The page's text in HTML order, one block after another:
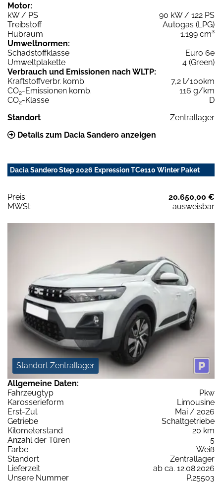
Motor:
kW / PS
90 kW / 122 PS
Treibstoff
Autogas (LPG)
Hubraum
1.199 cm³
Umweltnormen:
Schadstoffklasse
Euro 6e
Umweltplakette
4 (Green)
Verbrauch und Emissionen nach WLTP:
Kraftstoffverbr. komb.
7,2 l/100km
CO2-Emissionen komb.
116 g/km
CO2-Klasse
D
Standort
Zentrallager
Details zum Dacia Sandero anzeigen
Dacia Sandero Step 2026 Expression TCe110 Winter Paket
Preis:
20.650,00 €
MWSt:
ausweisbar
Standort Zentrallager
Allgemeine Daten:
Fahrzeugtyp
Pkw
Karosserieform
Limousine
Erst-Zul.
Mai / 2026
Getriebe
Schaltgetriebe
Kilometerstand
20 km
Anzahl der Türen
5
Farbe
Weiß
Standort
Zentrallager
Lieferzeit
ab ca. 12.08.2026
Unsere Nummer
P.25503